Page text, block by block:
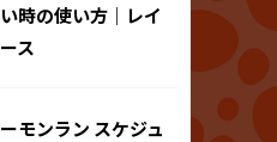
時の使い方｜レイ
ス
モンラン スケジュ